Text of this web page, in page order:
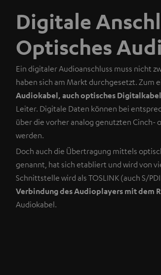
Digitale
Optisches
Ein digitaler Audioanschluss muss nicht
haben sich am Markt durchgesetzt. Zum
Audiokabel, auch optisches
Leiter. Digitale Daten können bei
über die vorher analog genutzten Cinch-
werden.
Doch auch die Übertragung mittels
genannt, hat sich etabliert und wird von
Schnittstelle wird als TOSLINK (auch S/
Verbindung des Audioplayers mit dem
Audiokabel.